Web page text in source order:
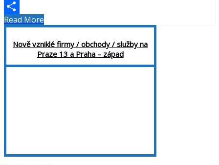
Twitter
Share
Read More
Nově vzniklé firmy / obchody / služby na
Praze 13 a Praha – západ